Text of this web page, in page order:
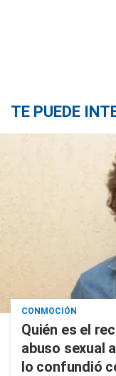
TE PUEDE
CONMOCIÓN
Quién es el
abuso sexual
lo confundió